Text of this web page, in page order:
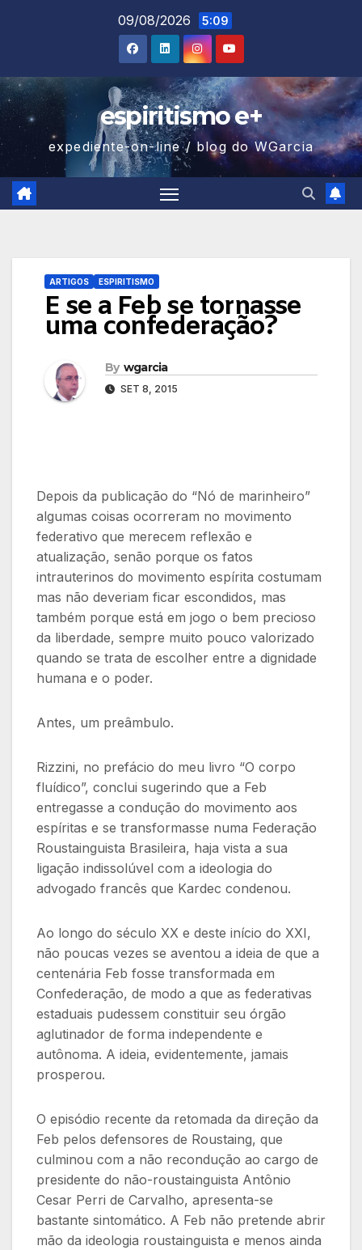
09/08/2026 5:09
espiritismo e+
expediente-on-line / blog do WGarcia
ARTIGOS ESPIRITISMO
E se a Feb se tornasse
uma confederação?
By wgarcia
SET 8, 2015
Depois da publicação do “Nó de marinheiro”
algumas coisas ocorreram no movimento
federativo que merecem reflexão e
atualização, senão porque os fatos
intrauterinos do movimento espírita costumam
mas não deveriam ficar escondidos, mas
também porque está em jogo o bem precioso
da liberdade, sempre muito pouco valorizado
quando se trata de escolher entre a dignidade
humana e o poder.
Antes, um preâmbulo.
Rizzini, no prefácio do meu livro “O corpo
fluídico”, conclui sugerindo que a Feb
entregasse a condução do movimento aos
espíritas e se transformasse numa Federação
Roustainguista Brasileira, haja vista a sua
ligação indissolúvel com a ideologia do
advogado francês que Kardec condenou.
Ao longo do século XX e deste início do XXI,
não poucas vezes se aventou a ideia de que a
centenária Feb fosse transformada em
Confederação, de modo a que as federativas
estaduais pudessem constituir seu órgão
aglutinador de forma independente e
autônoma. A ideia, evidentemente, jamais
prosperou.
O episódio recente da retomada da direção da
Feb pelos defensores de Roustaing, que
culminou com a não recondução ao cargo de
presidente do não-roustainguista Antônio
Cesar Perri de Carvalho, apresenta-se
bastante sintomático. A Feb não pretende abrir
mão da ideologia roustainguista e menos ainda